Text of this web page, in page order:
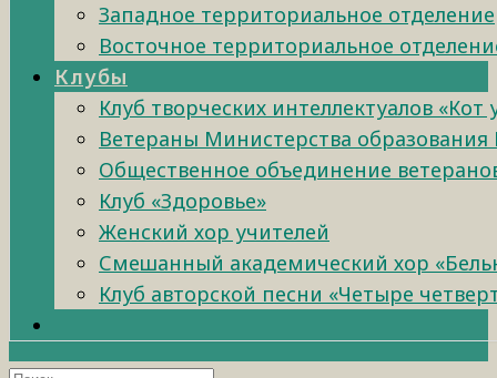
Западное территориальное отделение
Восточное территориальное
Клубы
Клуб творческих интеллектуалов «Кот
Ветераны Министерства образования
Общественное объединение
Клуб «Здоровье»
Женский хор учителей
Смешанный академический хор
Клуб авторской песни «Четыре